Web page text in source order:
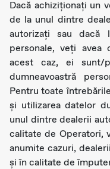
Dacă achiziționați un
de la unul dintre
autorizați sau dacă
personale, veți avea
acest caz, ei sunt/
dumneavoastră
Pentru toate
și utilizarea datelor
unul dintre dealerii
calitate de Operatori,
anumite cazuri,
și în calitate de